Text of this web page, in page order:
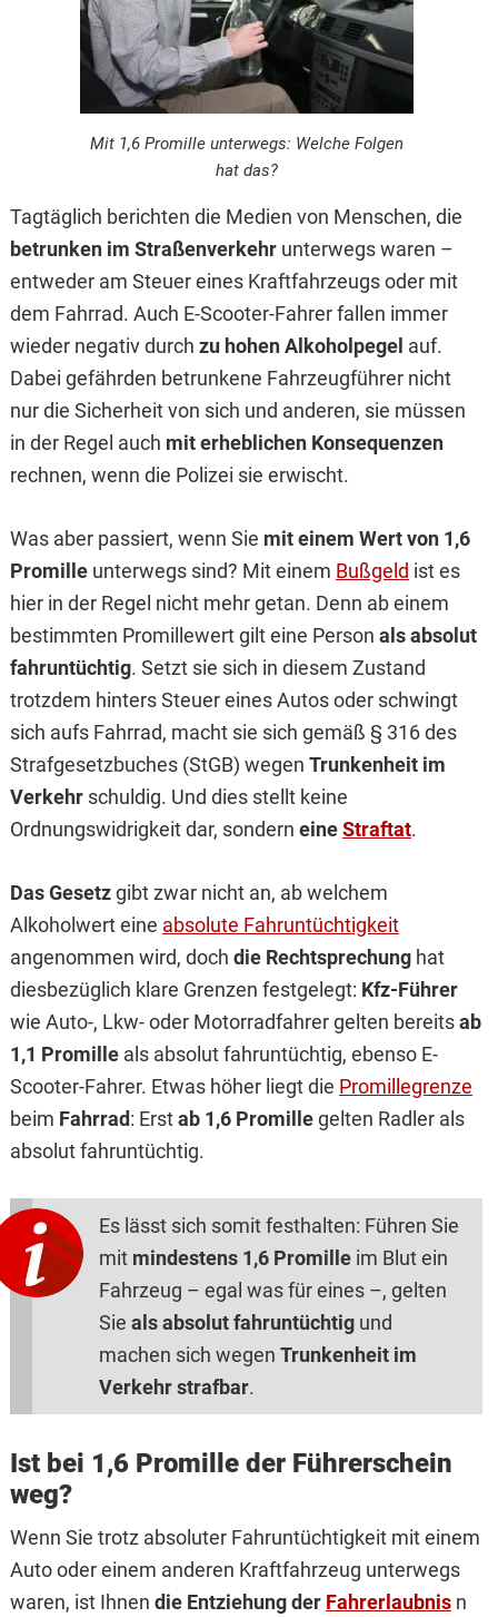
Mit 1,6 Promille unterwegs: Welche Folgen
hat das?
Tagtäglich berichten die Medien von Menschen, die
betrunken im Straßenverkehrunterwegs waren –
entweder am Steuer eines Kraftfahrzeugs oder mit
dem Fahrrad. Auch E-Scooter-Fahrer fallen immer
wieder negativ durch zu hohen Alkoholpegel auf.
Dabei gefährden betrunkene Fahrzeugführer nicht
nur die Sicherheit von sich und anderen, sie müssen
in der Regel auch mit erheblichen Konsequenzen
rechnen, wenn die Polizei sie erwischt.
Was aber passiert, wenn Sie mit einem Wert von 1,6
Promilleunterwegs sind? Mit einem Bußgeld ist es
hier in der Regel nicht mehr getan. Denn ab einem
bestimmten Promillewert gilt eine Person als absolut
fahruntüchtig. Setzt sie sich in diesem Zustand
trotzdem hinters Steuer eines Autos oder schwingt
sich aufs Fahrrad, macht sie sich gemäß § 316 des
Strafgesetzbuches (StGB) wegen Trunkenheit im
Verkehr schuldig. Und dies stellt keine
Ordnungswidrigkeit dar, sondern eineStraftat.
Das Gesetzgibt zwar nicht an, ab welchem
Alkoholwert eine absolute Fahruntüchtigkeit
angenommen wird, doch die Rechtsprechunghat
diesbezüglich klare Grenzen festgelegt: Kfz-Führer
wie Auto-, Lkw- oder Motorradfahrer gelten bereitsab
1,1 Promilleals absolut fahruntüchtig, ebenso E-
Scooter-Fahrer. Etwas höher liegt die Promillegrenze
beim Fahrrad: Erstab 1,6 Promillegelten Radler als
absolut fahruntüchtig.
Es lässt sich somit festhalten: Führen Sie
mit mindestens 1,6 Promilleim Blut ein
Fahrzeug – egal was für eines –, gelten
Sie als absolut fahruntüchtigund
machen sich wegen Trunkenheit im
Verkehr strafbar.
Ist bei 1,6 Promille der Führerschein
weg?
Wenn Sie trotz absoluter Fahruntüchtigkeit mit einem
Auto oder einem anderen Kraftfahrzeug unterwegs
waren, ist Ihnen die Entziehung der Fahrerlaubnisn